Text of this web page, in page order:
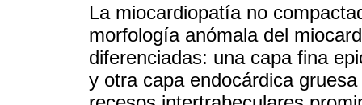
La miocardiopatía no
morfología anómala del
diferenciadas: una capa fina
y otra capa endocárdica